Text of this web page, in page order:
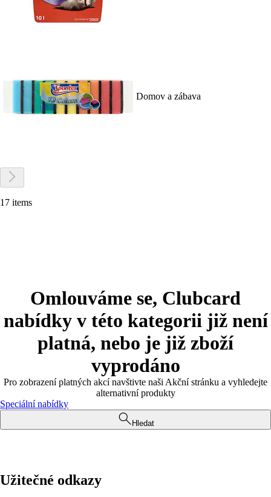
Domov a zábava
17 items
Omlouváme se, Clubcard
nabídky v této kategorii již není
platná, nebo je již zboží
vyprodáno
Pro zobrazení platných akcí navštivte naši Akční stránku a vyhledejte
alternativní produkty
Speciální nabídky
Hledat
Užitečné odkazy